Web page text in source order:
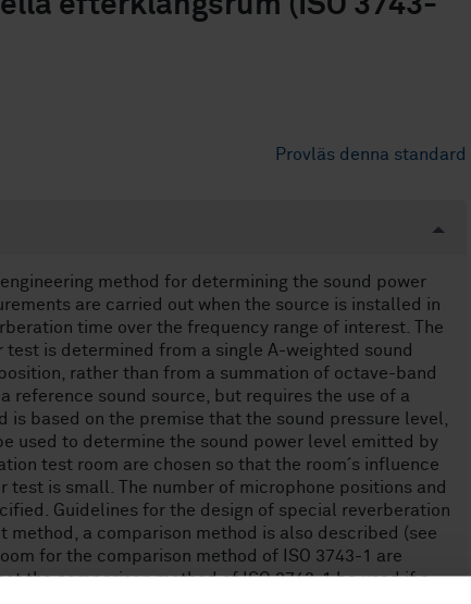
Provläs denna standard
method for determining the sound power
are carried out when the source is installed in
time over the frequency range of interest. The
is determined from a single A-weighted sound
rather than from a summation of octave-band
reference sound source, but requires the use of a
based on the premise that the sound pressure level,
used to determine the sound power level emitted by
test room are chosen so that the room´s influence
is small. The number of microphone positions and
Guidelines for the design of special reverberation
a comparison method is also described (see
for the comparison method of ISO 3743-1 are
the comparison method of ISO 3743-1 be used if a